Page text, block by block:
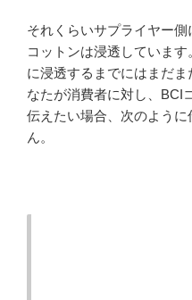
それくらいサプライヤー
コットンは浸透していま
に浸透するまでにはまだ
なたが消費者に対し、BCI
伝えたい場合、次のよう
ん。